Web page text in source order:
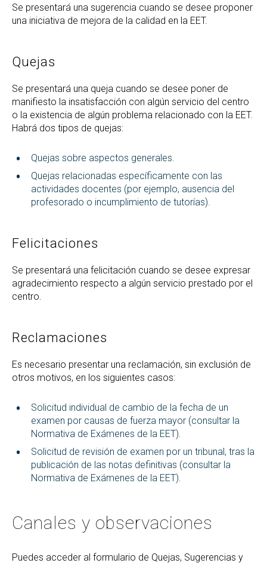
Se presentará una sugerencia cuando se desee proponer
una iniciativa de mejora de la calidad en la EET.
Quejas
Se presentará una queja cuando se desee poner de
manifiesto la insatisfacción con algún servicio del centro
o la existencia de algún problema relacionado con la EET.
Habrá dos tipos de quejas:
Quejas sobre aspectos generales.
Quejas relacionadas específicamente con las
actividades docentes (por ejemplo, ausencia del
profesorado o incumplimiento de tutorías).
Felicitaciones
Se presentará una felicitación cuando se desee expresar
agradecimiento respecto a algún servicio prestado por el
centro.
Reclamaciones
Es necesario presentar una reclamación, sin exclusión de
otros motivos, en los siguientes casos:
Solicitud individual de cambio de la fecha de un
examen por causas de fuerza mayor (consultar la
Normativa de Exámenes de la EET).
Solicitud de revisión de examen por un tribunal, tras la
publicación de las notas definitivas (consultar la
Normativa de Exámenes de la EET).
Canales y observaciones
Puedes acceder al formulario de Quejas, Sugerencias y